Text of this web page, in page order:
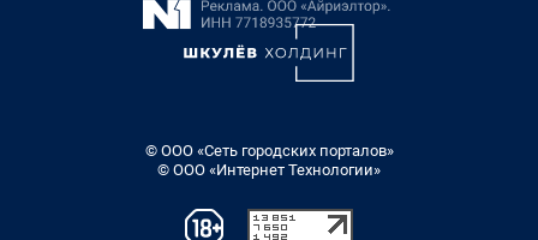
© ООО «Сеть городских порталов»
© ООО «Интернет Технологии»